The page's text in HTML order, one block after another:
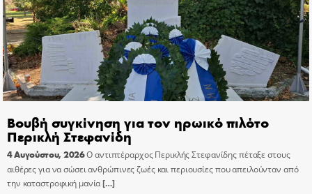
Βουβή συγκίνηση για τον ηρωικό πιλότο
Περικλή Στεφανίδη
4 Αυγούστου, 2026Ο αντιπτέραρχος Περικλής Στεφανίδης πέταξε στους
αιθέρες για να σώσει ανθρώπινες ζωές και περιουσίες που απειλούνταν από
την καταστροφική μανία[…]